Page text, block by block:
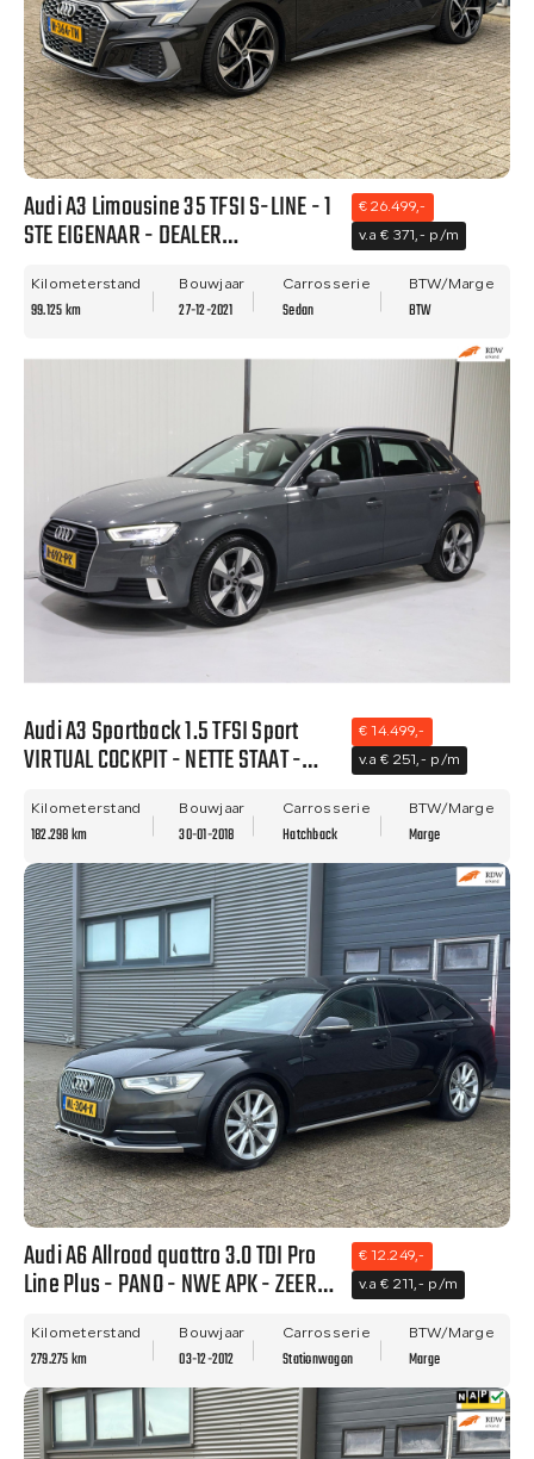
Audi A3 Limousine 35 TFSI S-LINE - 1
STE EIGENAAR - DEALER
AUTO!
€ 26.499,-
v.a € 371,- p/m
Kilometerstand
99.125 km
Bouwjaar
27-12-2021
Carrosserie
Sedan
BTW/Marge
BTW
Audi A3 Sportback 1.5 TFSI Sport
VIRTUAL COCKPIT - NETTE STAAT -
€ 14.499,-
v.a € 251,- p/m
Kilometerstand
182.298 km
Bouwjaar
30-01-2018
Carrosserie
Hatchback
BTW/Marge
Marge
Audi A6 Allroad quattro 3.0 TDI Pro
Line Plus - PANO - NWE APK - ZEER
€ 12.249,-
v.a € 211,- p/m
Kilometerstand
279.275 km
Bouwjaar
03-12-2012
Carrosserie
Stationwagon
BTW/Marge
Marge